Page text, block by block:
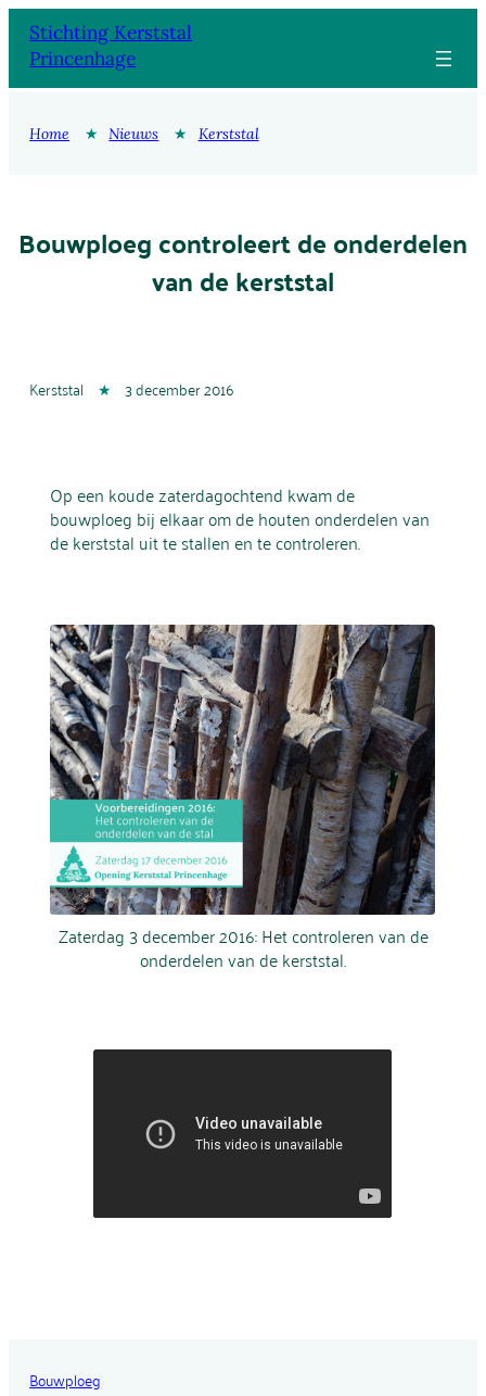
Ga
naar
inhoud
Stichting Kerststal
Princenhage
Home ★ Nieuws ★ Kerststal
Bouwploeg controleert de onderdelen
van de kerststal
Kerststal ★ 3 december 2016
Op een koude zaterdagochtend kwam de
bouwploeg bij elkaar om de houten onderdelen van
de kerststal uit te stallen en te controleren.
Zaterdag 3 december 2016: Het controleren van de
onderdelen van de kerststal.
Bouwploeg